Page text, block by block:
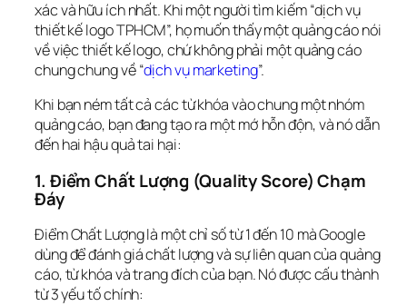
xác và hữu ích nhất. Khi một người tìm kiếm “dịch vụ
thiết kế logo TPHCM”, họ muốn thấy một quảng cáo nói
về việc thiết kế logo, chứ không phải một quảng cáo
chung chung về “dịch vụ marketing”.
Khi bạn ném tất cả các từ khóa vào chung một nhóm
quảng cáo, bạn đang tạo ra một mớ hỗn độn, và nó dẫn
đến hai hậu quả tai hại:
1. Điểm Chất Lượng (Quality Score) Chạm
Đáy
Điểm Chất Lượng là một chỉ số từ 1 đến 10 mà Google
dùng để đánh giá chất lượng và sự liên quan của quảng
cáo, từ khóa và trang đích của bạn. Nó được cấu thành
từ 3 yếu tố chính: